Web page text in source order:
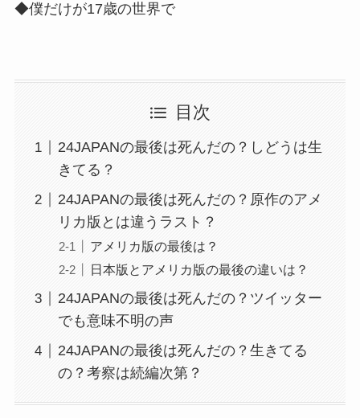
◆僕だけが17歳の世界で
目次
24JAPANの最後は死んだの？しどうは生
きてる？
24JAPANの最後は死んだの？原作のアメ
リカ版とは違うラスト？
アメリカ版の最後は？
日本版とアメリカ版の最後の違いは？
24JAPANの最後は死んだの？ツイッター
でも意味不明の声
24JAPANの最後は死んだの？生きてる
の？考察は続編次第？